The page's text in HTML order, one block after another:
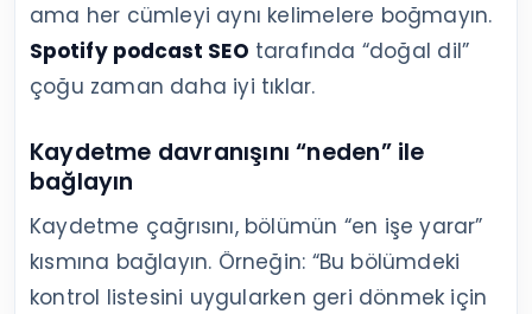
ama her cümleyi aynı kelimelere boğmayın.
Spotify podcast SEO tarafında “doğal dil”
çoğu zaman daha iyi tıklar.
Kaydetme davranışını “neden” ile
bağlayın
Kaydetme çağrısını, bölümün “en işe yarar”
kısmına bağlayın. Örneğin: “Bu bölümdeki
kontrol listesini uygularken geri dönmek için